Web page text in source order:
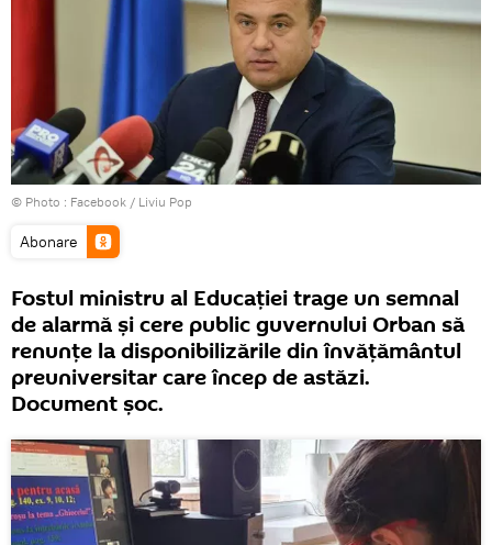
© Photo : Facebook / Liviu Pop
Abonare
Fostul ministru al Educației trage un semnal
de alarmă și cere public guvernului Orban să
renunțe la disponibilizările din învățământul
preuniversitar care încep de astăzi.
Document șoc.